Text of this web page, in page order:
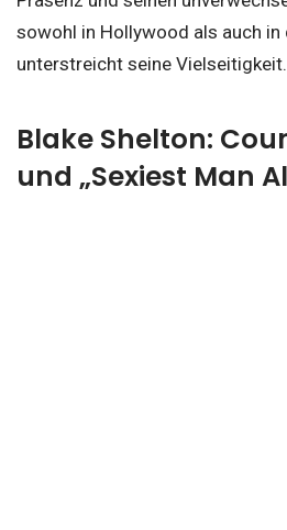
sowohl in Hollywood als auch in
unterstreicht seine Vielseitigkeit.
Blake Shelton:
und „Sexiest Man